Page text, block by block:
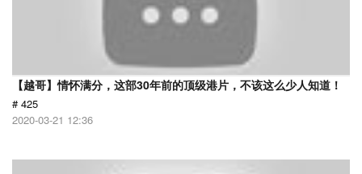
【越哥】情怀满分，这部30年前的顶级港片，不该这么少人知道！
# 425
2020-03-21 12:36